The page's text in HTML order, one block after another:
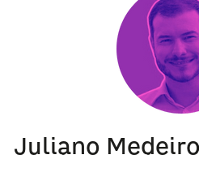
Juliano